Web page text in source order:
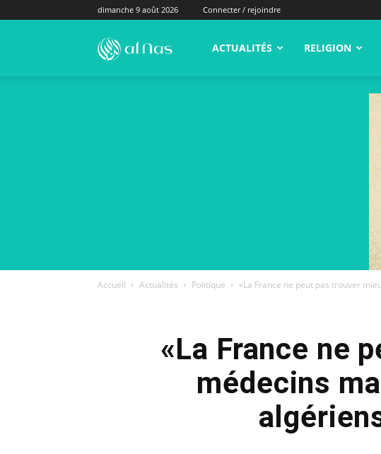
dimanche 9 août 2026 Connecter / rejoindre
alNas.fr ACTUALITÉS RELIGION
Accueil Actualités Politique «La France ne peut pas trouver
«La France ne
médecins